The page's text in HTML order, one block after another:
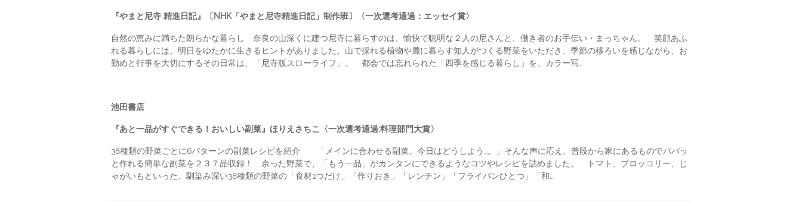
『やまと尼寺 精進日記』〔NHK「やまと尼寺精進日記」制作班〕〈一次選考通過：エッセイ賞〉
自然の恵みに満ちた朗らかな暮らし 奈良の山深くに建つ尼寺に暮らすのは、愉快で聡明な２人の尼さんと、働き者のお手伝い・まっちゃん。 笑顔あふ
れる暮らしには、明日をゆたかに生きるヒントがありました。山で採れる植物や麓に暮らす知人がつくる野菜をいただき、季節の移ろいを感じながら、お
勤めと行事を大切にするその日常は、「尼寺版スローライフ」。 都会では忘れられた「四季を感じる暮らし」を、カラー写…
池田書店
『あと一品がすぐできる！おいしい副菜』ほりえさちこ〈一次選考通過:料理部門大賞〉
38種類の野菜ごとに6パターンの副菜レシピを紹介 「メインに合わせる副菜。今日はどうしよう…。」そんな声に応え、普段から家にあるものでパパッ
と作れる簡単な副菜を２３７品収録！ 余った野菜で、「もう一品」がカンタンにできるようなコツやレシピを詰めました。 トマト、ブロッコリー、じ
ゃがいもといった、馴染み深い38種類の野菜の「食材1つだけ」「作りおき」「レンチン」「フライパンひとつ」「和…